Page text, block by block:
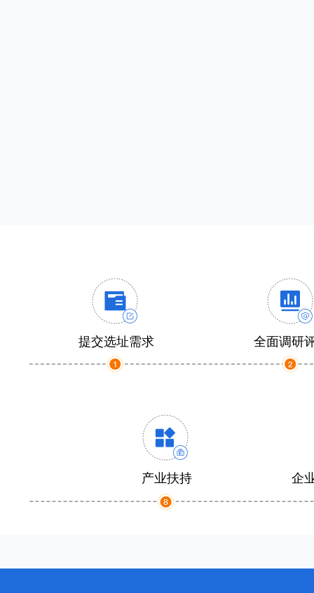
提交选址需求 全面调研
产业扶持 企